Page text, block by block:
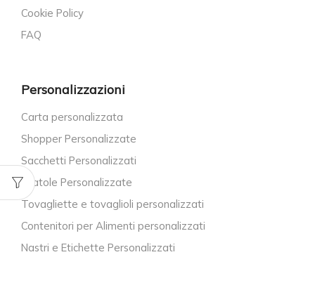
Cookie Policy
FAQ
Personalizzazioni
Carta personalizzata
Shopper Personalizzate
Sacchetti Personalizzati
Scatole Personalizzate
Tovagliette e tovaglioli personalizzati
Contenitori per Alimenti personalizzati
Nastri e Etichette Personalizzati